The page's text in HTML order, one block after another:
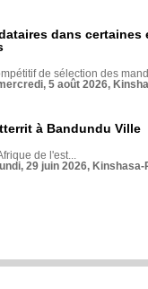
dans
de sélection des
5 août 2026,
à Bandundu Ville
de l'est...
29 juin 2026,